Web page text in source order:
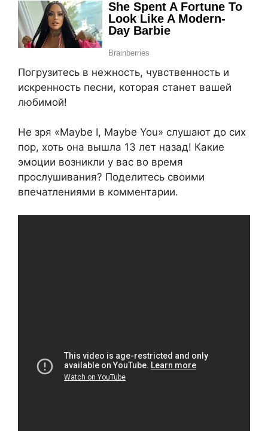
Погрузитесь в нежность, чувственность и
искренность песни, которая станет вашей
любимой!
Не зря «Maybe I, Maybe You» слушают до сих
пор, хоть она вышла 13 лет назад! Какие
эмоции возникли у вас во время
прослушивания? Поделитесь своими
впечатлениями в комментарии.